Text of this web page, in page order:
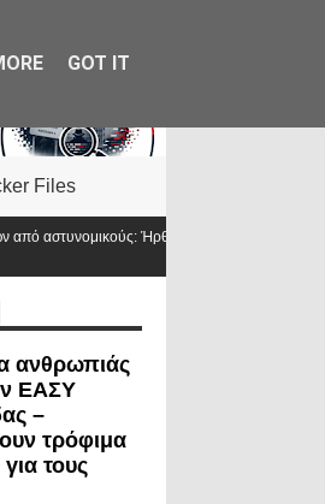
Files
να αλλάξει
ανθρωπιάς
ΕΑΣΥ
–
τρόφιμα
για τους
GOT IT